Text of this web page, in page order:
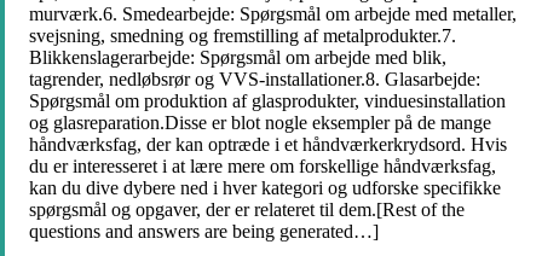
murværk.6. Smedearbejde: Spørgsmål om arbejde med metaller,
svejsning, smedning og fremstilling af metalprodukter.7.
Blikkenslagerarbejde: Spørgsmål om arbejde med blik,
tagrender, nedløbsrør og VVS-installationer.8. Glasarbejde:
Spørgsmål om produktion af glasprodukter, vinduesinstallation
og glasreparation.Disse er blot nogle eksempler på de mange
håndværksfag, der kan optræde i et håndværkerkrydsord. Hvis
du er interesseret i at lære mere om forskellige håndværksfag,
kan du dive dybere ned i hver kategori og udforske specifikke
spørgsmål og opgaver, der er relateret til dem.[Rest of the
questions and answers are being generated…]